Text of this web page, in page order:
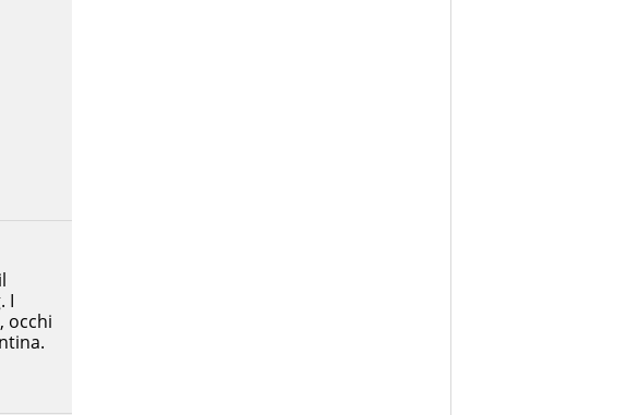
I
occhi